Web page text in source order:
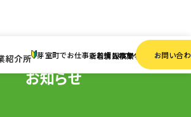
芽室町でお仕事をお探しの方へ
新着情報求人検索事業者一覧お問い合
ト・アルバイト】のお仕事が追加されました。
お知らせ